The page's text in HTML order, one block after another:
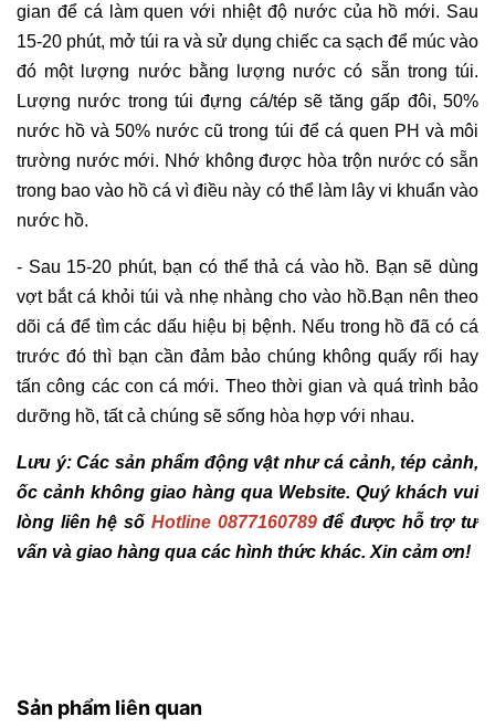
gian để cá làm quen với nhiệt độ nước của hồ mới. Sau
15-20 phút, mở túi ra và sử dụng chiếc ca sạch để múc vào
đó một lượng nước bằng lượng nước có sẵn trong túi.
Lượng nước trong túi đựng cá/tép sẽ tăng gấp đôi, 50%
nước hồ và 50% nước cũ trong túi để cá quen PH và môi
trường nước mới. Nhớ không được hòa trộn nước có sẵn
trong bao vào hồ cá vì điều này có thể làm lây vi khuẩn vào
nước hồ.
- Sau 15-20 phút, bạn có thể thả cá vào hồ. Bạn sẽ dùng
vợt bắt cá khỏi túi và nhẹ nhàng cho vào hồ.Bạn nên theo
dõi cá để tìm các dấu hiệu bị bệnh. Nếu trong hồ đã có cá
trước đó thì bạn cần đảm bảo chúng không quấy rối hay
tấn công các con cá mới. Theo thời gian và quá trình bảo
dưỡng hồ, tất cả chúng sẽ sống hòa hợp với nhau.
Lưu ý: Các sản phẩm động vật như cá cảnh, tép cảnh,
ốc cảnh không giao hàng qua Website. Quý khách vui
lòng liên hệ số Hotline 0877160789 để được hỗ trợ tư
vấn và giao hàng qua các hình thức khác. Xin cảm ơn!
Sản phẩm liên quan